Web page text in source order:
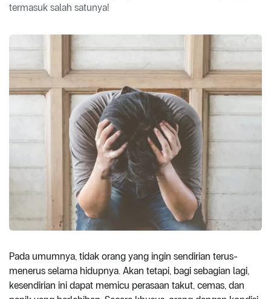
termasuk salah satunya!
Pada umumnya, tidak orang yang ingin sendirian terus-
menerus selama hidupnya. Akan tetapi, bagi sebagian lagi,
kesendirian ini dapat memicu perasaan takut, cemas, dan